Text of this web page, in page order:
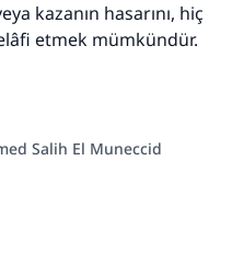
kazanın hasarını, hiç
etmek mümkündür.
Salih El Muneccid